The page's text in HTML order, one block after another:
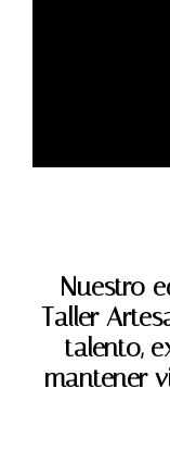
Nuestro
Taller
talento,
mantener